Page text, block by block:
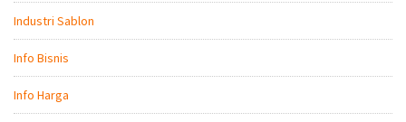
Industri Sablon
Info Bisnis
Info Harga